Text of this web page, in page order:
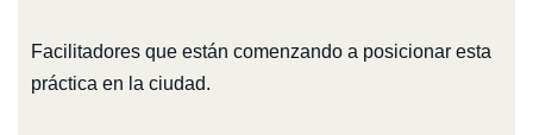
Facilitadores que están comenzando a posicionar esta
práctica en la ciudad.